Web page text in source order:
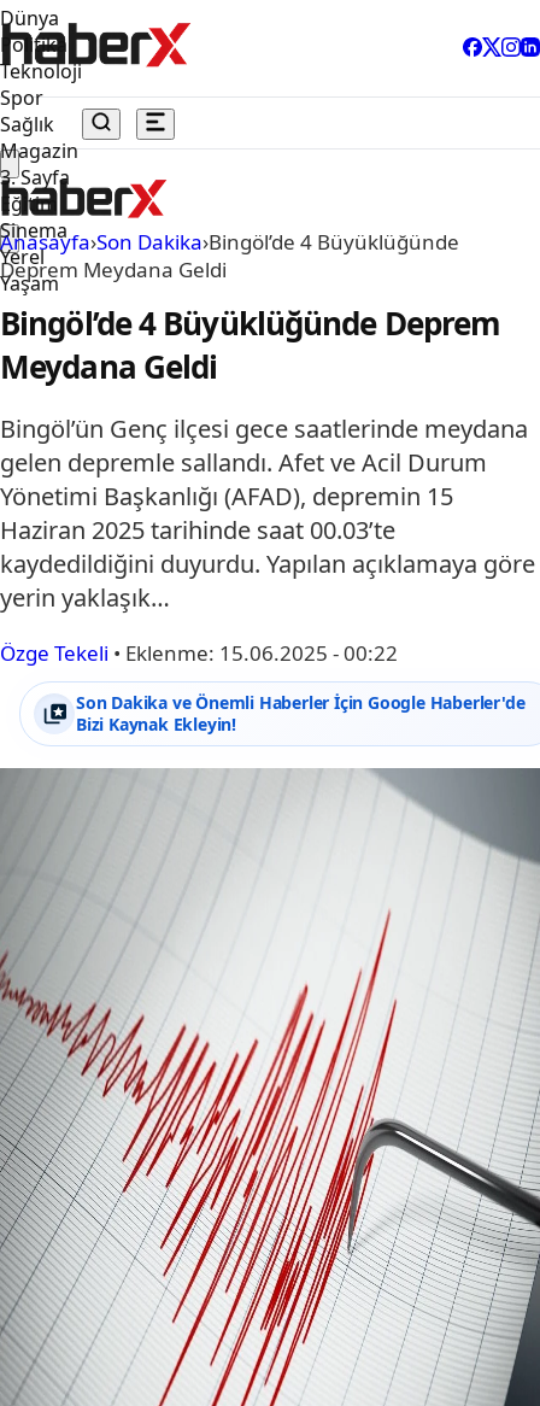
Dünya
Politika
Teknoloji
Spor
Sağlık
Magazin
3. Sayfa
Eğitim
Sinema
Yerel
Yaşam
Anasayfa›Son Dakika›Bingöl’de 4 Büyüklüğünde
Deprem Meydana Geldi
Bingöl’de 4 Büyüklüğünde Deprem
Meydana Geldi
Bingöl’ün Genç ilçesi gece saatlerinde meydana
gelen depremle sallandı. Afet ve Acil Durum
Yönetimi Başkanlığı (AFAD), depremin 15
Haziran 2025 tarihinde saat 00.03’te
kaydedildiğini duyurdu. Yapılan açıklamaya göre
yerin yaklaşık…
Özge Tekeli • Eklenme: 15.06.2025 - 00:22
Son Dakika ve Önemli Haberler İçin Google Haberler'de
Bizi Kaynak Ekleyin!